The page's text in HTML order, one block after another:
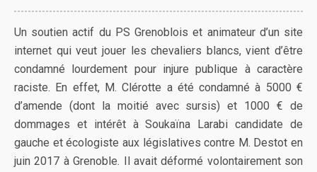
Un soutien actif du PS Grenoblois et animateur d’un site
internet qui veut jouer les chevaliers blancs, vient d’être
condamné lourdement pour injure publique à caractère
raciste. En effet, M. Clérotte a été condamné à 5000 €
d’amende (dont la moitié avec sursis) et 1000 € de
dommages et intérêt à Soukaïna Larabi candidate de
gauche et écologiste aux législatives contre M. Destot en
juin 2017 à Grenoble. Il avait déformé volontairement son